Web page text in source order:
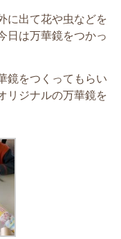
に出て花や虫などを
日は万華鏡をつかっ
鏡をつくってもらい
リジナルの万華鏡を